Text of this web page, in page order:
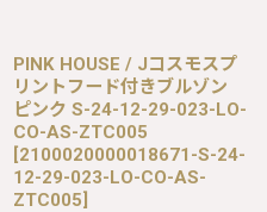
PINK HOUSE / Jコスモスプ
リントフード付きブルゾン
ピンク S-24-12-29-023-LO-
CO-AS-ZTC005
[2100020000018671-S-24-
12-29-023-LO-CO-AS-
ZTC005]